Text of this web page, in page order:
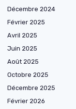
Décembre 2024
Février 2025
Avril 2025
Juin 2025
Août 2025
Octobre 2025
Décembre 2025
Février 2026